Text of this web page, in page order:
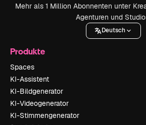
Mehr als 1 Million Abonnenten unter
Agenturen und
Deutsch
Produkte
Spaces
KI-Assistent
KI-Bildgenerator
KI-Videogenerator
KI-Stimmengenerator